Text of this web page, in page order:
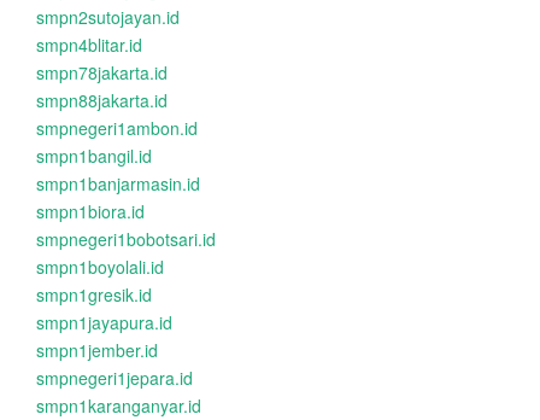
smpn2sutojayan.id
smpn4blitar.id
smpn78jakarta.id
smpn88jakarta.id
smpnegeri1ambon.id
smpn1bangil.id
smpn1banjarmasin.id
smpn1biora.id
smpnegeri1bobotsari.id
smpn1boyolali.id
smpn1gresik.id
smpn1jayapura.id
smpn1jember.id
smpnegeri1jepara.id
smpn1karanganyar.id